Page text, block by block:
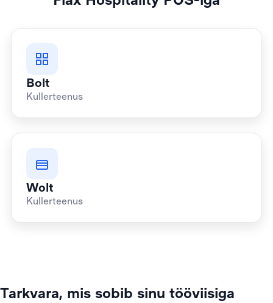
Bolt
Kullerteenus
Wolt
Kullerteenus
Tarkvara, mis sobib sinu tööviisiga